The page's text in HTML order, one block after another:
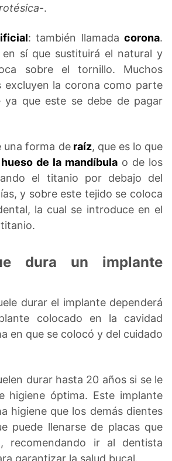
-.
: también llamadacorona.
sí que sustituirá el natural y
sobre el tornillo. Muchos
excluyen la corona como parte
ya que este se debe de pagar
una forma deraíz, que es lo que
hueso de la mandíbula o de los
el titanio por debajo del
y sobre este tejido se coloca
la cual se introduce en el
dura un implante
durar el implante dependerá
colocado en la cavidad
en que se colocó y del cuidado
durar hasta 20 años si se le
higiene óptima. Este implante
higiene que los demás dientes
puede llenarse de placas que
recomendando ir al dentista
garantizar la salud bucal.